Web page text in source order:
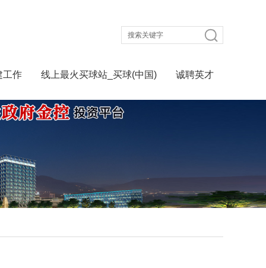
工作 线上最火买球站_买球(中国) 诚聘英才